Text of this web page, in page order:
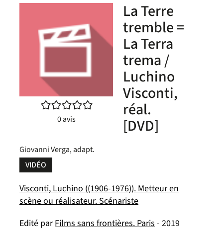
mail
/5
0avis
La Terre
tremble =
La Terra
trema /
Luchino
Visconti,
réal.
[DVD]
Giovanni Verga, adapt.
VIDÉO
Visconti, Luchino ((1906-1976)). Metteur en
scène ou réalisateur. Scénariste
Edité parFilms sans frontières. Paris- 2019